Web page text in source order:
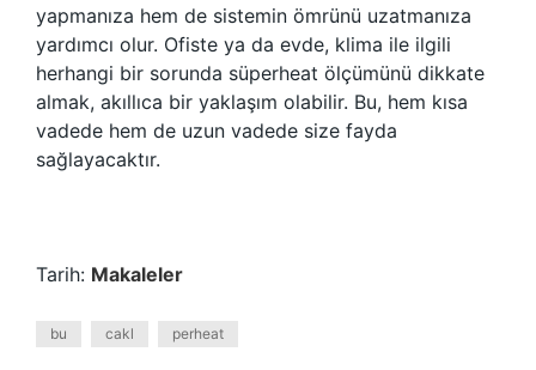
yapmanıza hem de sistemin ömrünü uzatmanıza
yardımcı olur. Ofiste ya da evde, klima ile ilgili
herhangi bir sorunda süperheat ölçümünü dikkate
almak, akıllıca bir yaklaşım olabilir. Bu, hem kısa
vadede hem de uzun vadede size fayda
sağlayacaktır.
Tarih: Makaleler
bu cakl perheat